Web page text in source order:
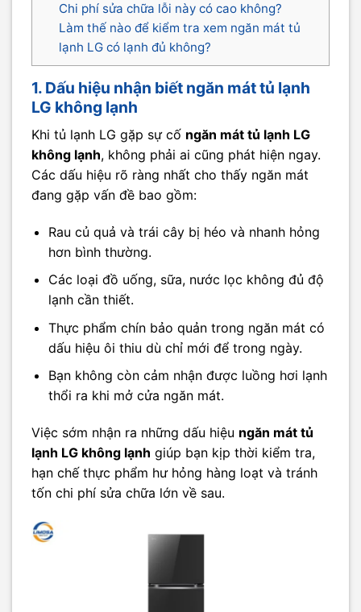
Chi phí sửa chữa lỗi này có cao không?
Làm thế nào để kiểm tra xem ngăn mát tủ
lạnh LG có lạnh đủ không?
1. Dấu hiệu nhận biết ngăn mát tủ lạnh
LG không lạnh
Khi tủ lạnh LG gặp sự cố ngăn mát tủ lạnh LG
không lạnh, không phải ai cũng phát hiện ngay.
Các dấu hiệu rõ ràng nhất cho thấy ngăn mát
đang gặp vấn đề bao gồm:
Rau củ quả và trái cây bị héo và nhanh hỏng
hơn bình thường.
Các loại đồ uống, sữa, nước lọc không đủ độ
lạnh cần thiết.
Thực phẩm chín bảo quản trong ngăn mát có
dấu hiệu ôi thiu dù chỉ mới để trong ngày.
Bạn không còn cảm nhận được luồng hơi lạnh
thổi ra khi mở cửa ngăn mát.
Việc sớm nhận ra những dấu hiệu ngăn mát tủ
lạnh LG không lạnh giúp bạn kịp thời kiểm tra,
hạn chế thực phẩm hư hỏng hàng loạt và tránh
tốn chi phí sửa chữa lớn về sau.